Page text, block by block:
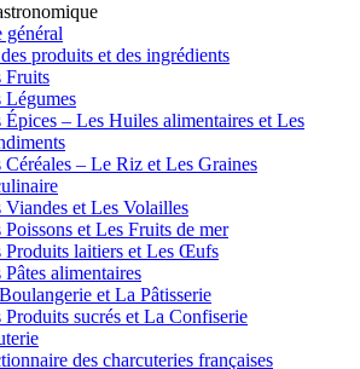
général
produits et des ingrédients
Fruits
Légumes
Épices – Les Huiles alimentaires et Les
Céréales – Le Riz et Les Graines
Viandes et Les Volailles
Poissons et Les Fruits de mer
Produits laitiers et Les Œufs
Pâtes alimentaires
et La Pâtisserie
Produits sucrés et La Confiserie
des charcuteries françaises